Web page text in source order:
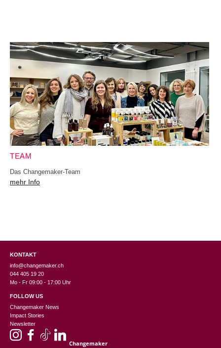
TEAM
Das Changemaker-Team
mehr Info
KONTAKT
info@changemaker.ch
044 405 19 20
Mo - Fr 09:00 - 17:00 Uhr
FOLLOW US
Changemaker News
Impact Stories
Newsletter
Changemaker